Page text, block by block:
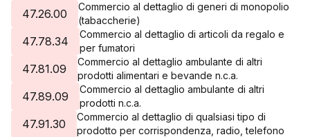
47.26.00
Commercio al dettaglio di generi di monopolio
(tabaccherie)
47.78.34
Commercio al dettaglio di articoli da regalo e
per fumatori
47.81.09
Commercio al dettaglio ambulante di altri
prodotti alimentari e bevande n.c.a.
47.89.09
Commercio al dettaglio ambulante di altri
prodotti n.c.a.
47.91.30
Commercio al dettaglio di qualsiasi tipo di
prodotto per corrispondenza, radio, telefono